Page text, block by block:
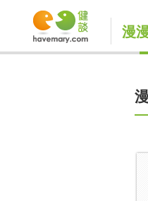
漫